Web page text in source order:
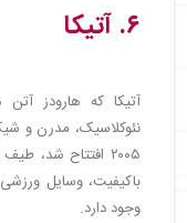
۶. آتیکا
آتیکا که هارودز
نئوکلاسیک، مدرن و
۲۰۰۵ افتتاح شد،
باکیفیت، وسایل
وجود دارد.